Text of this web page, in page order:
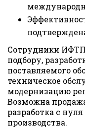
Сотрудники
подбору,
поставляемого
техническое
модернизацию
Возможна
разработка с
производства.